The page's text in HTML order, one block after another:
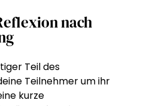
nach
Teil des
Teilnehmer um ihr
kurze